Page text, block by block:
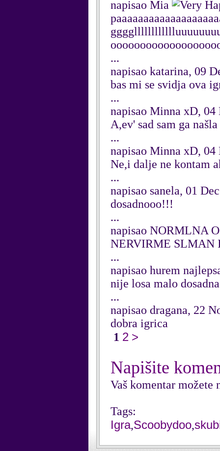
napisao Mia
...
napisao katarina, 09
bas mi se svidja ova
...
napisao Minna xD, 04
A,ev' sad sam ga
...
napisao Minna xD, 04
Ne,i dalje ne kontam
...
napisao sanela, 01
dosadnooo!!!
...
napisao NORMLNA
NERVIRME SLMAN
...
napisao hurem
nije losa malo
...
napisao dragana, 22
dobra igrica
1 2 >
Napišite
Vaš komentar možete
Tags:
Igra,Scoobydoo,